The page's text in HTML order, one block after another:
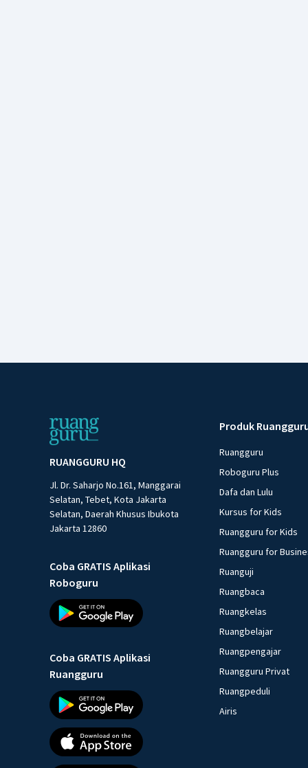
RUANGGURU HQ
Jl. Dr. Saharjo No.161, Manggarai
Selatan, Tebet, Kota Jakarta
Selatan, Daerah Khusus Ibukota
Jakarta 12860
Coba GRATIS Aplikasi
Roboguru
Coba GRATIS Aplikasi
Ruangguru
Produk
Ruangguru
Roboguru Plus
Dafa dan Lulu
Kursus for Kids
Ruangguru for Kids
Ruangguru for
Ruanguji
Ruangbaca
Ruangkelas
Ruangbelajar
Ruangpengajar
Ruangguru Privat
Ruangpeduli
Airis